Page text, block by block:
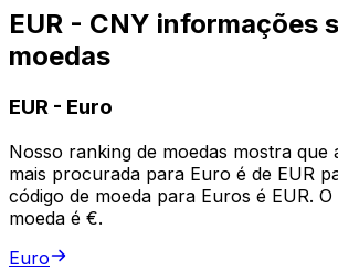
EUR - CNY informações
moedas
EUR - Euro
Nosso ranking de moedas mostra que
mais procurada para Euro é de EUR
código de moeda para Euros é EUR.
moeda é €.
Euro